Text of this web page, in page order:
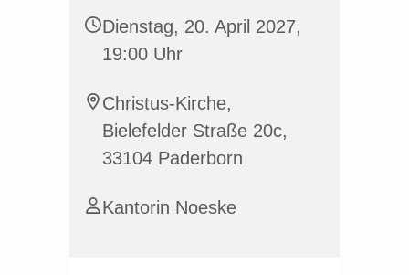
Dienstag, 20. April 2027,
19:00 Uhr
Christus-Kirche,
Bielefelder Straße 20c,
33104 Paderborn
Kantorin Noeske